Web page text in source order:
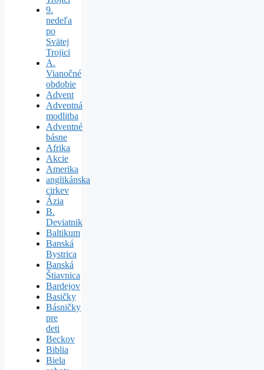
9.
nedeľa
po
Svätej
Trojici
A.
Vianočné
obdobie
Advent
Adventná
modlitba
Adventné
básne
Afrika
Akcie
Amerika
anglikánska
cirkev
Ázia
B.
Deviatnik
Baltikum
Banská
Bystrica
Banská
Štiavnica
Bardejov
Basičky
Básničky
pre
deti
Beckov
Biblia
Biela